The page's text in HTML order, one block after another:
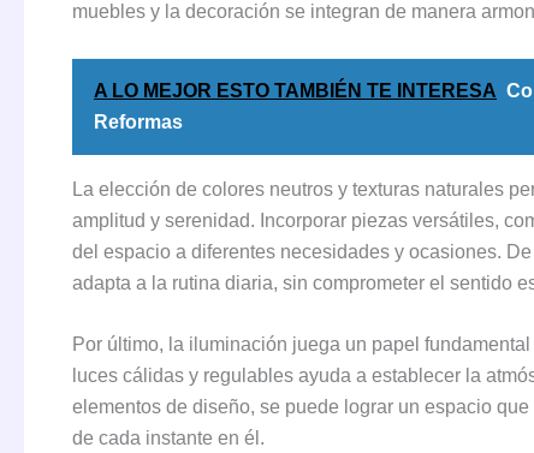
muebles y la decoración se integran de manera
A LO MEJOR ESTO TAMBIÉN TE INTERESA
Reformas
La elección de colores neutros y texturas naturales
amplitud y serenidad. Incorporar piezas versátiles,
del espacio a diferentes necesidades y ocasiones.
adapta a la rutina diaria, sin comprometer el sentido
Por último, la iluminación juega un papel
luces cálidas y regulables ayuda a establecer la
elementos de diseño, se puede lograr un espacio
de cada instante en él.